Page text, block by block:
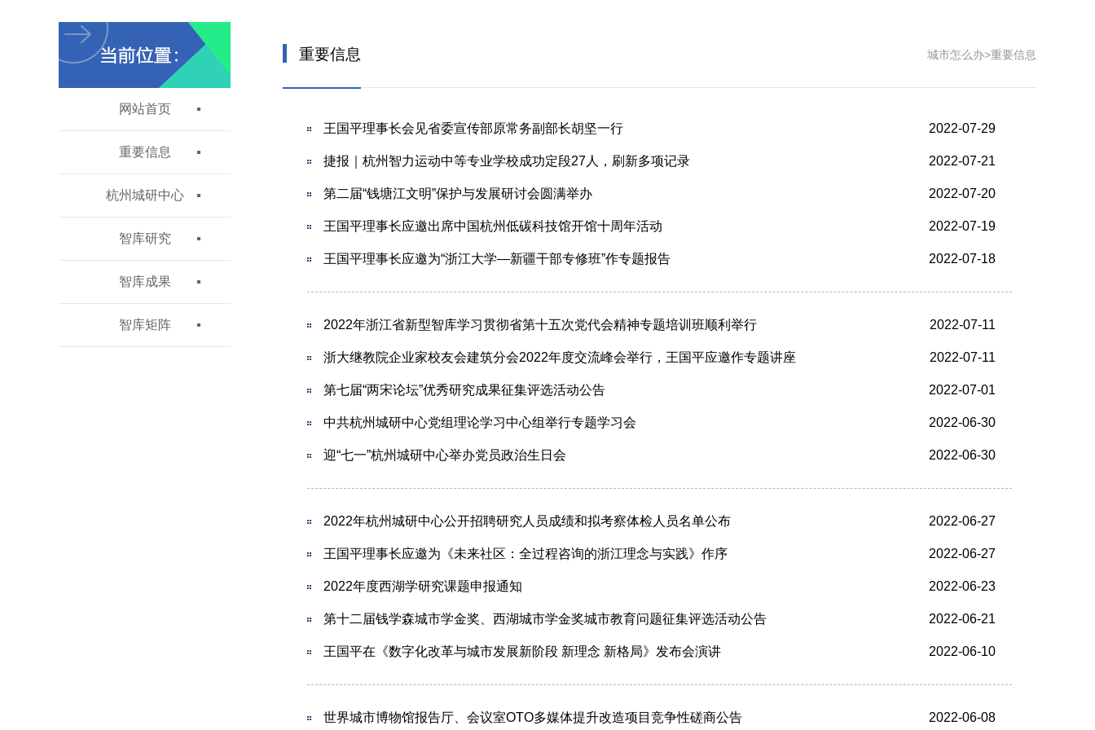
网站首页
重要信息
杭州城研中心
智库研究
智库成果
智库矩阵
重要信息 城市怎么办>重要信息
王国平理事长会见省委宣传部原常务副部长胡坚一行 2022-07-29
捷报｜杭州智力运动中等专业学校成功定段27人，刷新多项记录 2022-07-21
第二届“钱塘江文明”保护与发展研讨会圆满举办 2022-07-20
王国平理事长应邀出席中国杭州低碳科技馆开馆十周年活动 2022-07-19
王国平理事长应邀为“浙江大学—新疆干部专修班”作专题报告 2022-07-18
2022年浙江省新型智库学习贯彻省第十五次党代会精神专题培训班顺利举行 2022-07-11
浙大继教院企业家校友会建筑分会2022年度交流峰会举行，王国平应邀作专题讲座 2022-07-11
第七届“两宋论坛”优秀研究成果征集评选活动公告 2022-07-01
中共杭州城研中心党组理论学习中心组举行专题学习会 2022-06-30
迎“七一”杭州城研中心举办党员政治生日会 2022-06-30
2022年杭州城研中心公开招聘研究人员成绩和拟考察体检人员名单公布 2022-06-27
王国平理事长应邀为《未来社区：全过程咨询的浙江理念与实践》作序 2022-06-27
2022年度西湖学研究课题申报通知 2022-06-23
第十二届钱学森城市学金奖、西湖城市学金奖城市教育问题征集评选活动公告 2022-06-21
王国平在《数字化改革与城市发展新阶段 新理念 新格局》发布会演讲 2022-06-10
世界城市博物馆报告厅、会议室OTO多媒体提升改造项目竞争性磋商公告 2022-06-08